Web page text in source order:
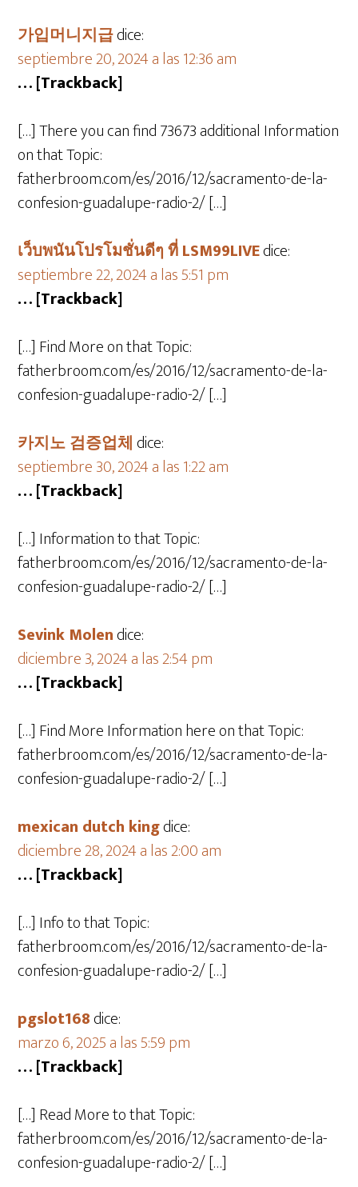
가입머니지급dice:
septiembre 20, 2024 a las 12:36 am
… [Trackback]
[…] There you can find 73673 additional Information
on that Topic:
fatherbroom.com/es/2016/12/sacramento-de-la-
confesion-guadalupe-radio-2/ […]
เว็บพนันโปรโมชั่นดีๆ ที่ LSM99LIVEdice:
septiembre 22, 2024 a las 5:51 pm
… [Trackback]
[…] Find More on that Topic:
fatherbroom.com/es/2016/12/sacramento-de-la-
confesion-guadalupe-radio-2/ […]
카지노 검증업체 dice:
septiembre 30, 2024 a las 1:22 am
… [Trackback]
[…] Information to that Topic:
fatherbroom.com/es/2016/12/sacramento-de-la-
confesion-guadalupe-radio-2/ […]
Sevink Molendice:
diciembre 3, 2024 a las 2:54 pm
… [Trackback]
[…] Find More Information here on that Topic:
fatherbroom.com/es/2016/12/sacramento-de-la-
confesion-guadalupe-radio-2/ […]
mexican dutch kingdice:
diciembre 28, 2024 a las 2:00 am
… [Trackback]
[…] Info to that Topic:
fatherbroom.com/es/2016/12/sacramento-de-la-
confesion-guadalupe-radio-2/ […]
pgslot168dice:
marzo 6, 2025 a las 5:59 pm
… [Trackback]
[…] Read More to that Topic:
fatherbroom.com/es/2016/12/sacramento-de-la-
confesion-guadalupe-radio-2/ […]